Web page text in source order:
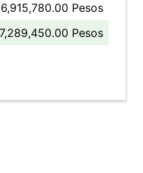
6,915,780.00 Pesos
Pesos